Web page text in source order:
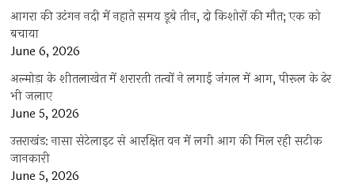
आगरा की उटंगन नदी में नहाते समय डूबे तीन, दो किशोरों की मौत; एक को
बचाया
June 6, 2026
अल्मोड़ा के शीतलाखेत में शरारती तत्वों ने लगाई जंगल में आग, पीरूल के ढेर
भी जलाए
June 5, 2026
उत्तराखंड: नासा सेटेलाइट से आरक्षित वन में लगी आग की मिल रही सटीक
जानकारी
June 5, 2026